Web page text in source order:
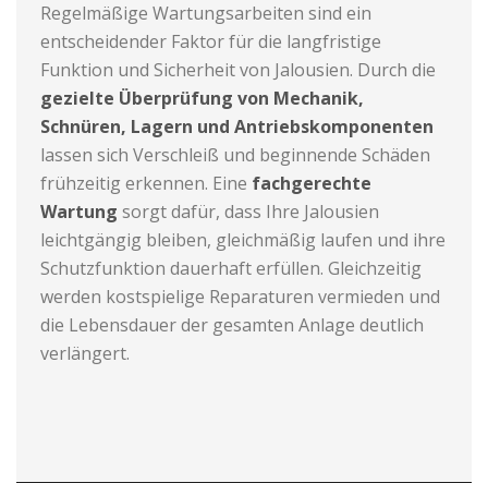
Regelmäßige Wartungsarbeiten sind ein
entscheidender Faktor für die langfristige
Funktion und Sicherheit von Jalousien. Durch die
gezielte Überprüfung von Mechanik,
Schnüren, Lagern und Antriebskomponenten
lassen sich Verschleiß und beginnende Schäden
frühzeitig erkennen. Eine fachgerechte
Wartung sorgt dafür, dass Ihre Jalousien
leichtgängig bleiben, gleichmäßig laufen und ihre
Schutzfunktion dauerhaft erfüllen. Gleichzeitig
werden kostspielige Reparaturen vermieden und
die Lebensdauer der gesamten Anlage deutlich
verlängert.